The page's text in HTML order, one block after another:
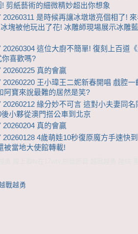
剪紙藝術的細微精妙超出你想象
20260311 是時候再讓冰墩墩亮個相了!
塊被他玩出了花! 冰雕師現場展示冰雕
20260304 這位大廚不簡單! 復刻上百道
你喜歡嗎?
真的會贏
20260220 王小瑋王二妮新春開唱 戲腔
阿寶來說最難的居然是笑?
20260212 緣分妙不可言 這對小夫妻同
小夥從澳門搭公車到北京
20260204 真的會贏
20260128 4歲萌娃10秒復原魔方手速快
被當地大使館轉載!
戰越勇